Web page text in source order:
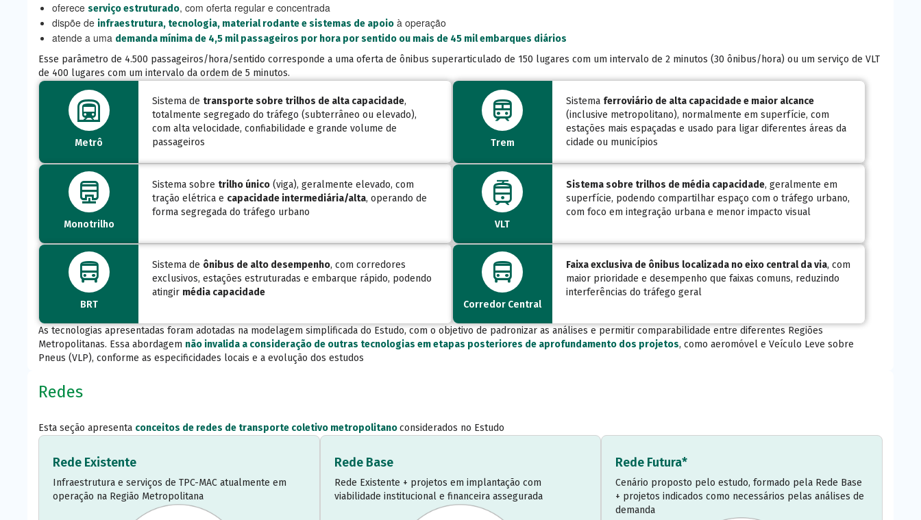
oferece serviço estruturado, com oferta regular e concentrada
dispõe de infraestrutura, tecnologia, material rodante e sistemas de apoio à operação
atende a uma demanda mínima de 4,5 mil passageiros por hora por sentido ou mais de 45 mil embarques diários
Esse parâmetro de 4.500 passageiros/hora/sentido corresponde a uma oferta de ônibus superarticulado de 150 lugares com um intervalo de 2 minutos (30 ônibus/hora) ou um serviço de VLT
de 400 lugares com um intervalo da ordem de 5 minutos.
subway
Metrô
Sistema de transporte sobre trilhos de alta capacidade,
totalmente segregado do tráfego (subterrâneo ou elevado),
com alta velocidade, confiabilidade e grande volume de
passageiros
train
Trem
Sistema ferroviário de alta capacidade e maior alcance
(inclusive metropolitano), normalmente em superfície, com
estações mais espaçadas e usado para ligar diferentes áreas da
cidade ou municípios
monorail
Monotrilho
Sistema sobre trilho único (viga), geralmente elevado, com
tração elétrica e capacidade intermediária/alta, operando de
forma segregada do tráfego urbano
tram
VLT
Sistema sobre trilhos de média capacidade, geralmente em
superfície, podendo compartilhar espaço com o tráfego urbano,
com foco em integração urbana e menor impacto visual
directions_bus
BRT
Sistema de ônibus de alto desempenho, com corredores
exclusivos, estações estruturadas e embarque rápido, podendo
atingir média capacidade
directions_bus
Corredor Central
Faixa exclusiva de ônibus localizada no eixo central da via, com
maior prioridade e desempenho que faixas comuns, reduzindo
interferências do tráfego geral
As tecnologias apresentadas foram adotadas na modelagem simplificada do Estudo, com o objetivo de padronizar as análises e permitir comparabilidade entre diferentes Regiões
Metropolitanas. Essa abordagem não invalida a consideração de outras tecnologias em etapas posteriores de aprofundamento dos projetos, como aeromóvel e Veículo Leve sobre
Pneus (VLP), conforme as especificidades locais e a evolução dos estudos
Redes
Esta seção apresenta conceitos de redes de transporte coletivo metropolitanoconsiderados no Estudo
Rede Existente
Infraestrutura e serviços de TPC-MAC atualmente em
operação na Região Metropolitana
Rede Base
Rede Existente + projetos em implantação com
viabilidade institucional e financeira assegurada
Rede Futura*
Cenário proposto pelo estudo, formado pela Rede Base
+ projetos indicados como necessários pelas análises de
demanda